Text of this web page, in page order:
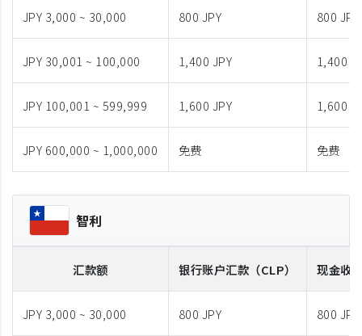
JPY 3,000 ~ 30,000 800 JPY 800 JPY
JPY 30,001 ~ 100,000 1,400 JPY 1,400
JPY 100,001 ~ 599,999 1,600 JPY 1,600
JPY 600,000 ~ 1,000,000 免费 免费
智利
汇款额 银行账户汇款 （CLP） 现金收
JPY 3,000 ~ 30,000 800 JPY 800 JPY